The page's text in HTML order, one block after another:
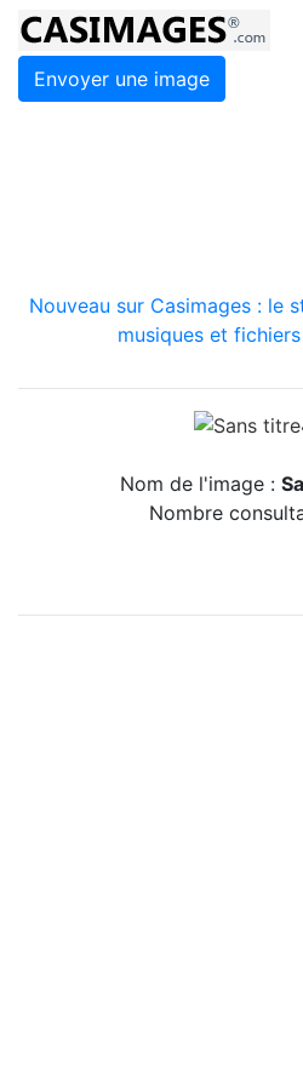
Envoyer une image
Nouveau sur Casimages : le
musiques et
Nom de l'image :
Nombre